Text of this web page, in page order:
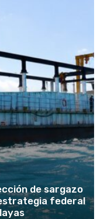
de sargazo
federal